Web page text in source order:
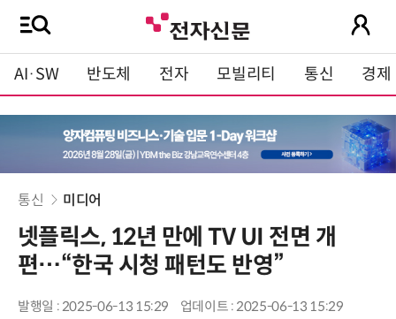
AI·SW 반도체 전자 모빌리티 통신 경제
통신 미디어
넷플릭스, 12년 만에 TV UI 전면 개
편…“한국 시청 패턴도 반영”
발행일 : 2025-06-13 15:29 업데이트 : 2025-06-13 15:29